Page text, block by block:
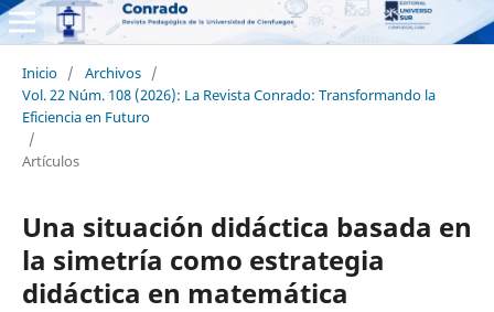
Inicio / Archivos /
Vol. 22 Núm. 108 (2026): La Revista Conrado: Transformando la
Eficiencia en Futuro
/
Artículos
Una situación didáctica basada en
la simetría como estrategia
didáctica en matemática